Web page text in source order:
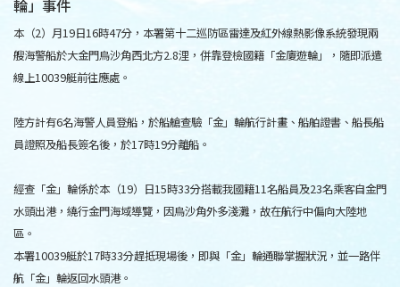
輪」事件
本（2）月19日16時47分，本署第十二巡防區雷達及紅外線熱影像系統發現兩
艘海警船於大金門烏沙角西北方2.8浬，併靠登檢國籍「金廈遊輪」，隨即派遣
線上10039艇前往應處。
陸方計有6名海警人員登船，於船艙查驗「金」輪航行計畫、船舶證書、船長船
員證照及船長簽名後，於17時19分離船。
經查「金」輪係於本（19）日15時33分搭載我國籍11名船員及23名乘客自金門
水頭出港，繞行金門海域導覽，因烏沙角外多淺灘，故在航行中偏向大陸地
區。
本署10039艇於17時33分趕抵現場後，即與「金」輪通聯掌握狀況，並一路伴
航「金」輪返回水頭港。